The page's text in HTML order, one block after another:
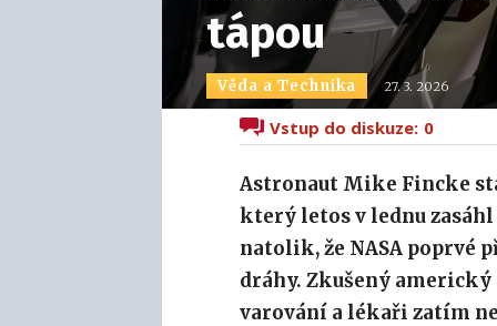
tápou
Věda a Technika 27. 3. 2026
Vstup do diskuze: 0
Astronaut Mike Fincke
který letos v lednu
natolik, že NASA poprvé
dráhy. Zkušený
varování a lékaři zatím